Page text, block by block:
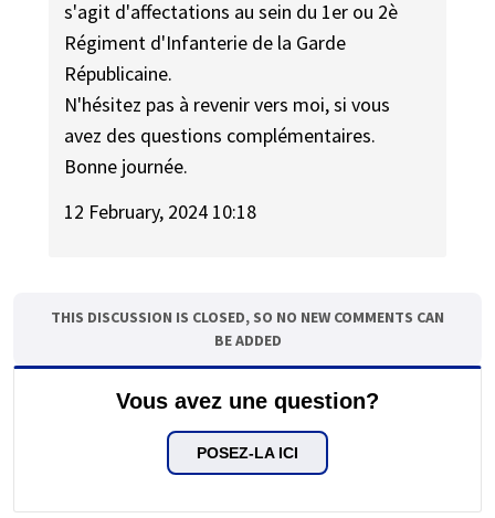
s'agit d'affectations au sein du 1er ou 2è
Régiment d'Infanterie de la Garde
Républicaine.
N'hésitez pas à revenir vers moi, si vous
avez des questions complémentaires.
Bonne journée.
12 February, 2024 10:18
THIS DISCUSSION IS CLOSED, SO NO NEW COMMENTS CAN
BE ADDED
Vous avez une question?
POSEZ-LA ICI